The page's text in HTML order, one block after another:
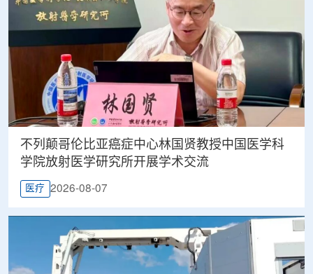
不列颠哥伦比亚癌症中心林国贤教授中国医学科
学院放射医学研究所开展学术交流
医疗 2026-08-07